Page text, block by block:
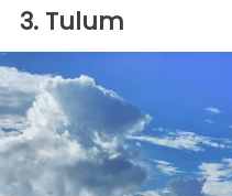
3. Tulum